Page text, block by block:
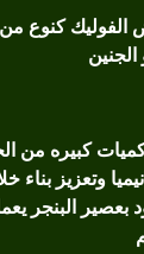
كبيره من
وتعزيز بناء
بعصير البنجر